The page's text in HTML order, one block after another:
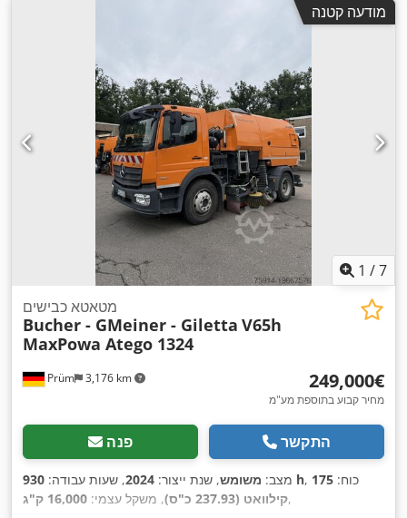
מודעה קטנה
1 /7
Prüm 3,176 km
מטאטא כבישים
Bucher - GMeiner - Giletta V65h
MaxPowa Atego 1324
‏249,000 ‏€
מחיר קבוע בתוספת מע"מ
פנה התקשר
מצב: משומש, שנת ייצור: 2024, שעות עבודה: 930 h , כוח: 175
קילוואט (237.93 כ"ס)
, משקל עצמי: 16,000 ק"ג ,